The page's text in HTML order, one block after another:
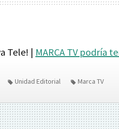
Tele! | MARCA TV podría
Unidad Editorial Marca TV